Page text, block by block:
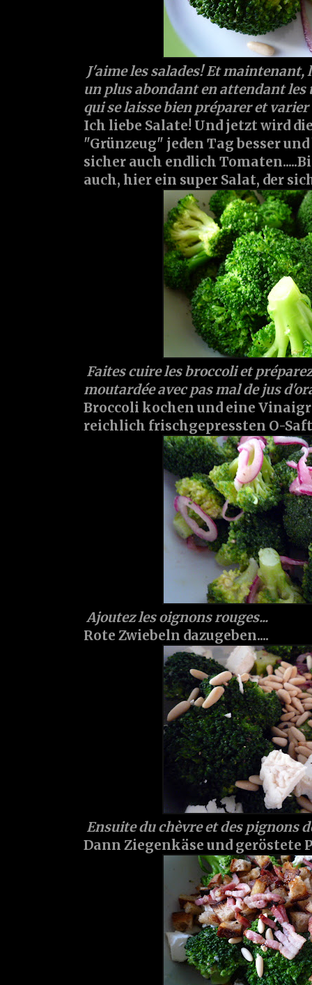
J'aime les salades! Et maintenant,
un plus abondant en attendant les
qui se laisse bien préparer et
Ich liebe Salate! Und jetzt wird
"Grünzeug" jeden Tag besser
sicher auch endlich
auch, hier ein super Salat, der
Faites cuire les broccoli et
moutardée avec pas mal de jus
Broccoli kochen und eine
reichlich frischgepressten O-
Ajoutez les oignons rouges...
Rote Zwiebeln dazugeben....
Ensuite du chèvre et des pignons
Dann Ziegenkäse und geröstete